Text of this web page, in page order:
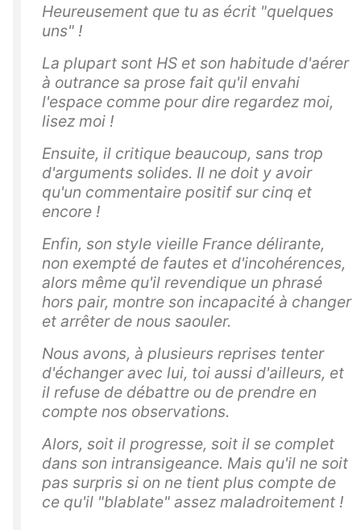
Heureusement que tu as écrit "quelques
uns" !
La plupart sont HS et son habitude d'aérer
à outrance sa prose fait qu'il envahi
l'espace comme pour dire regardez moi,
lisez moi !
Ensuite, il critique beaucoup, sans trop
d'arguments solides. Il ne doit y avoir
qu'un commentaire positif sur cinq et
encore !
Enfin, son style vieille France délirante,
non exempté de fautes et d'incohérences,
alors même qu'il revendique un phrasé
hors pair, montre son incapacité à changer
et arrêter de nous saouler.
Nous avons, à plusieurs reprises tenter
d'échanger avec lui, toi aussi d'ailleurs, et
il refuse de débattre ou de prendre en
compte nos observations.
Alors, soit il progresse, soit il se complet
dans son intransigeance. Mais qu'il ne soit
pas surpris si on ne tient plus compte de
ce qu'il "blablate" assez maladroitement !